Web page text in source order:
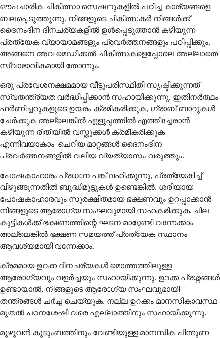
ഔപചാരിക ചികിത്സാ സെഷനുകളിൽ പഠിച്ച കാര്യങ്ങളെ
ബലപ്പെടുത്തുന്നു. നിങ്ങളുടെ ചികിത്സകർ നിങ്ങൾക്ക്
ദൈനംദിന ദിനചര്യകളിൽ ഉൾപ്പെടുത്താൻ കഴിയുന്ന
പ്രത്യേക വ്യായാമങ്ങളും പ്രവർത്തനങ്ങളും പഠിപ്പിക്കും,
അങ്ങനെ അവ മെഡിക്കൽ ചികിത്സകളെപ്പോലെ അല്ലാതെ
സ്വാഭാവികമായി തോന്നും.
ഒരു പ്രവേശനക്ഷമമായ വീട്ടുപരിസ്ഥിതി സൃഷ്ടിക്കുന്നത്
സ്വതന്ത്ര്യത വർദ്ധിപ്പിക്കാൻ സഹായിക്കുന്നു. ഇതിനർത്ഥം
ഫർണിച്ചറുകളുടെ ഉയരം ക്രമീകരിക്കുക, ഗ്രാബ് ബാറുകൾ
ചേർക്കുക അല്ലെങ്കിൽ എളുപ്പത്തിൽ എത്തിച്ചേരാൻ
കഴിയുന്ന രീതിയിൽ വസ്തുക്കൾ ക്രമീകരിക്കുക
എന്നിവയാകാം. ചെറിയ മാറ്റങ്ങൾ ദൈനംദിന
പ്രവർത്തനങ്ങളിൽ വലിയ വ്യത്യാസം വരുത്തും.
പോഷകാഹാരം പ്രധാന പങ്ക് വഹിക്കുന്നു, പ്രത്യേകിച്ച്
വിഴുങ്ങുന്നതിൽ ബുദ്ധിമുട്ടുകൾ ഉണ്ടെങ്കിൽ. ശരിയായ
പോഷകാഹാരവും സുരക്ഷിതമായ ഭക്ഷണവും ഉറപ്പാക്കാൻ
നിങ്ങളുടെ ആരോഗ്യ സംഘവുമായി സഹകരിക്കുക. ചില
കുട്ടികൾക്ക് ഭക്ഷണത്തിന്റെ ഘടന മാറ്റേണ്ടി വന്നേക്കാം
അല്ലെങ്കിൽ ഭക്ഷണ സമയത്ത് പ്രത്യേക സ്ഥാനം
ആവശ്യമായി വന്നേക്കാം.
ക്രമമായ ഉറക്ക ദിനചര്യകൾ മൊത്തത്തിലുള്ള
ആരോഗ്യവും വളർച്ചയും സഹായിക്കുന്നു. ഉറക്ക പ്രശ്നങ്ങൾ
ഉണ്ടായാൽ, നിങ്ങളുടെ ആരോഗ്യ സംഘവുമായി
തന്ത്രങ്ങൾ ചർച്ച ചെയ്യുക. നല്ല ഉറക്കം മാനസികാവസ്ഥ
മുതൽ പഠനശേഷി വരെ എല്ലാത്തിനും സഹായിക്കുന്നു.
മുഴുവൻ കുടുംബത്തിനും വേണ്ടിയുള്ള മാനസിക പിന്തുണ